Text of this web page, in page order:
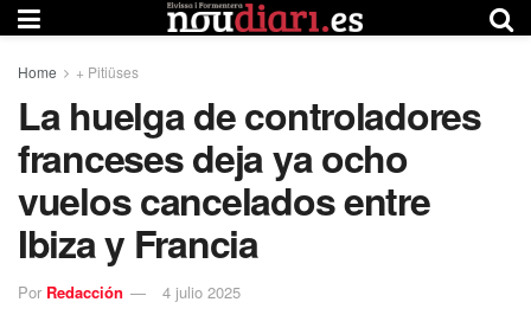
Home + Pitiüses
La huelga de controladores
franceses deja ya ocho
vuelos cancelados entre
Ibiza y Francia
Por Redacción 4 julio 2025